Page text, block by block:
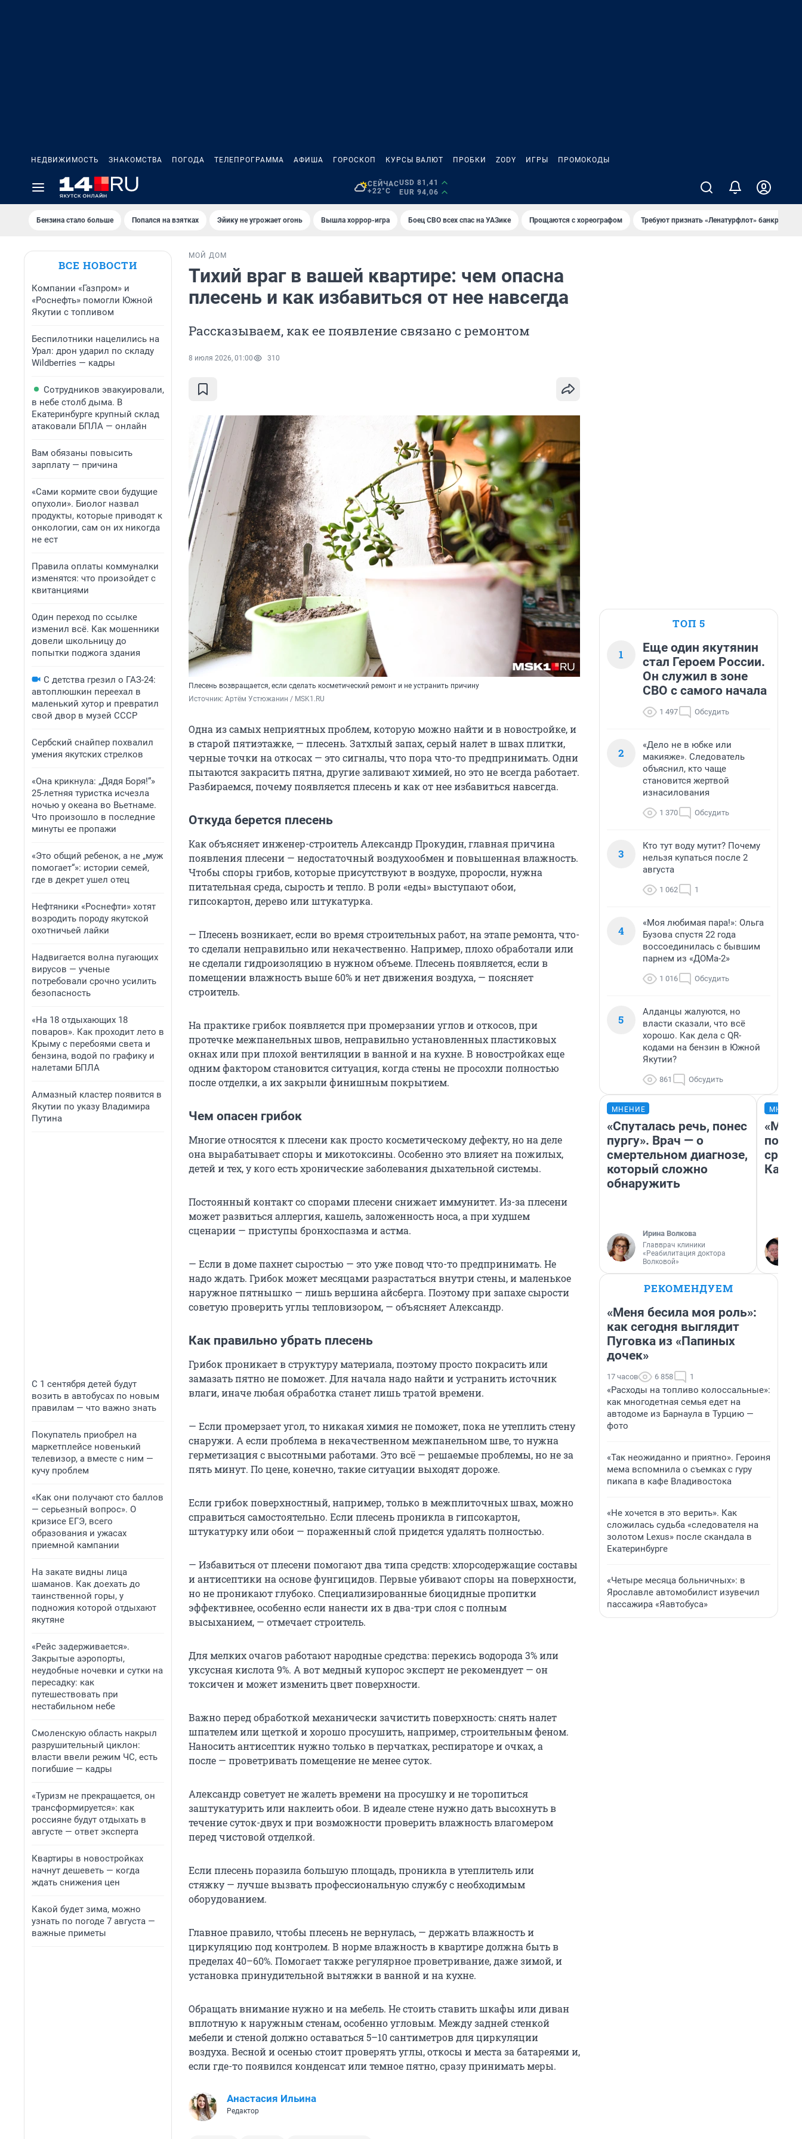
НЕДВИЖИМОСТЬ ЗНАКОМСТВА ПОГОДА ТЕЛЕПРОГРАММА АФИША ГОРОСКОП КУРСЫ ВАЛЮТ ПРОБКИ ZODY ИГРЫ ПРОМОКОДЫ
СЕЙЧАС
+22°C
USD 81,41
EUR 94,06
Бензина стало больше Попался на взятках Эйику не угрожает огонь Вышла хоррор-игра Боец СВО всех спас на УАЗике Прощаются с хореографом Требуют признать «Ленатурфлот» банкротом
ВСЕ НОВОСТИ
Компании «Газпром» и
«Роснефть» помогли Южной
Якутии с топливом
Беспилотники нацелились на
Урал: дрон ударил по складу
Wildberries — кадры
Сотрудников эвакуировали,
в небе столб дыма. В
Екатеринбурге крупный склад
атаковали БПЛА — онлайн
Вам обязаны повысить
зарплату — причина
«Сами кормите свои будущие
опухоли». Биолог назвал
продукты, которые приводят к
онкологии, сам он их никогда
не ест
Правила оплаты коммуналки
изменятся: что произойдет с
квитанциями
Один переход по ссылке
изменил всё. Как мошенники
довели школьницу до
попытки поджога здания
С детства грезил о ГАЗ-24:
автоплюшкин переехал в
маленький хутор и превратил
свой двор в музей СССР
Сербский снайпер похвалил
умения якутских стрелков
«Она крикнула: „Дядя Боря!“»
25-летняя туристка исчезла
ночью у океана во Вьетнаме.
Что произошло в последние
минуты ее пропажи
«Это общий ребенок, а не „муж
помогает“»: истории семей,
где в декрет ушел отец
Нефтяники «Роснефти» хотят
возродить породу якутской
охотничьей лайки
Надвигается волна пугающих
вирусов — ученые
потребовали срочно усилить
безопасность
«На 18 отдыхающих 18
поваров». Как проходит лето в
Крыму с перебоями света и
бензина, водой по графику и
налетами БПЛА
Алмазный кластер появится в
Якутии по указу Владимира
Путина
С 1 сентября детей будут
возить в автобусах по новым
правилам — что важно знать
Покупатель приобрел на
маркетплейсе новенький
телевизор, а вместе с ним —
кучу проблем
«Как они получают сто баллов
— серьезный вопрос». О
кризисе ЕГЭ, всего
образования и ужасах
приемной кампании
На закате видны лица
шаманов. Как доехать до
таинственной горы, у
подножия которой отдыхают
якутяне
«Рейс задерживается».
Закрытые аэропорты,
неудобные ночевки и сутки на
пересадку: как
путешествовать при
нестабильном небе
Смоленскую область накрыл
разрушительный циклон:
власти ввели режим ЧС, есть
погибшие — кадры
«Туризм не прекращается, он
трансформируется»: как
россияне будут отдыхать в
августе — ответ эксперта
Квартиры в новостройках
начнут дешеветь — когда
ждать снижения цен
Какой будет зима, можно
узнать по погоде 7 августа —
важные приметы
МОЙ ДОМ
Тихий враг в вашей квартире: чем опасна
плесень и как избавиться от нее навсегда
Рассказываем, как ее появление связано с ремонтом
8 июля 2026, 01:00 310
Плесень возвращается, если сделать косметический ремонт и не устранить причину
Источник: Артём Устюжанин / MSK1.RU
Одна из самых неприятных проблем, которую можно найти и в новостройке, и
в старой пятиэтажке, — плесень. Затхлый запах, серый налет в швах плитки,
черные точки на откосах — это сигналы, что пора что-то предпринимать. Одни
пытаются закрасить пятна, другие заливают химией, но это не всегда работает.
Разбираемся, почему появляется плесень и как от нее избавиться навсегда.
Откуда берется плесень
Как объясняет инженер-строитель Александр Прокудин, главная причина
появления плесени — недостаточный воздухообмен и повышенная влажность.
Чтобы споры грибов, которые присутствуют в воздухе, проросли, нужна
питательная среда, сырость и тепло. В роли «еды» выступают обои,
гипсокартон, дерево или штукатурка.
— Плесень возникает, если во время строительных работ, на этапе ремонта, что-
то сделали неправильно или некачественно. Например, плохо обработали или
не сделали гидроизоляцию в нужном объеме. Плесень появляется, если в
помещении влажность выше 60% и нет движения воздуха, — поясняет
строитель.
На практике грибок появляется при промерзании углов и откосов, при
протечке межпанельных швов, неправильно установленных пластиковых
окнах или при плохой вентиляции в ванной и на кухне. В новостройках еще
одним фактором становится ситуация, когда стены не просохли полностью
после отделки, а их закрыли финишным покрытием.
Чем опасен грибок
Многие относятся к плесени как просто косметическому дефекту, но на деле
она вырабатывает споры и микотоксины. Особенно это влияет на пожилых,
детей и тех, у кого есть хронические заболевания дыхательной системы.
Постоянный контакт со спорами плесени снижает иммунитет. Из-за плесени
может развиться аллергия, кашель, заложенность носа, а при худшем
сценарии — приступы бронхоспазма и астма.
— Если в доме пахнет сыростью — это уже повод что-то предпринимать. Не
надо ждать. Грибок может месяцами разрастаться внутри стены, и маленькое
наружное пятнышко — лишь вершина айсберга. Поэтому при запахе сырости
советую проверить углы тепловизором, — объясняет Александр.
Как правильно убрать плесень
Грибок проникает в структуру материала, поэтому просто покрасить или
замазать пятно не поможет. Для начала надо найти и устранить источник
влаги, иначе любая обработка станет лишь тратой времени.
— Если промерзает угол, то никакая химия не поможет, пока не утеплить стену
снаружи. А если проблема в некачественном межпанельном шве, то нужна
герметизация с высотными работами. Это всё — решаемые проблемы, но не за
пять минут. По цене, конечно, такие ситуации выходят дороже.
Если грибок поверхностный, например, только в межплиточных швах, можно
справиться самостоятельно. Если плесень проникла в гипсокартон,
штукатурку или обои — пораженный слой придется удалять полностью.
— Избавиться от плесени помогают два типа средств: хлорсодержащие составы
и антисептики на основе фунгицидов. Первые убивают споры на поверхности,
но не проникают глубоко. Специализированные биоцидные пропитки
эффективнее, особенно если нанести их в два-три слоя с полным
высыханием, — отмечает строитель.
Для мелких очагов работают народные средства: перекись водорода 3% или
уксусная кислота 9%. А вот медный купорос эксперт не рекомендует — он
токсичен и может изменить цвет поверхности.
Важно перед обработкой механически зачистить поверхность: снять налет
шпателем или щеткой и хорошо просушить, например, строительным феном.
Наносить антисептик нужно только в перчатках, респираторе и очках, а
после — проветривать помещение не менее суток.
Александр советует не жалеть времени на просушку и не торопиться
заштукатурить или наклеить обои. В идеале стене нужно дать высохнуть в
течение суток-двух и при возможности проверить влажность влагомером
перед чистовой отделкой.
Если плесень поразила большую площадь, проникла в утеплитель или
стяжку — лучше вызвать профессиональную службу с необходимым
оборудованием.
Главное правило, чтобы плесень не вернулась, — держать влажность и
циркуляцию под контролем. В норме влажность в квартире должна быть в
пределах 40–60%. Помогает также регулярное проветривание, даже зимой, и
установка принудительной вытяжки в ванной и на кухне.
Обращать внимание нужно и на мебель. Не стоить ставить шкафы или диван
вплотную к наружным стенам, особенно угловым. Между задней стенкой
мебели и стеной должно оставаться 5–10 сантиметров для циркуляции
воздуха. Весной и осенью стоит проверять углы, откосы и места за батареями и,
если где-то появился конденсат или темное пятно, сразу принимать меры.
Анастасия Ильина
Редактор
ТОП 5
1
Еще один якутянин
стал Героем России.
Он служил в зоне
СВО с самого начала
1 497 Обсудить
2
«Дело не в юбке или
макияже». Следователь
объяснил, кто чаще
становится жертвой
изнасилования
1 370 Обсудить
3
Кто тут воду мутит? Почему
нельзя купаться после 2
августа
1 062 1
4
«Моя любимая пара!»: Ольга
Бузова спустя 22 года
воссоединилась с бывшим
парнем из «ДОМа-2»
1 016 Обсудить
5
Алданцы жалуются, но
власти сказали, что всё
хорошо. Как дела с QR-
кодами на бензин в Южной
Якутии?
861 Обсудить
МНЕНИЕ
«Спуталась речь, понес
пургу». Врач — о
смертельном диагнозе,
который сложно
обнаружить
Ирина Волкова
Главврач клиники
«Реабилитация доктора
Волковой»
РЕКОМЕНДУЕМ
«Меня бесила моя роль»:
как сегодня выглядит
Пуговка из «Папиных
дочек»
17 часов 6 858 1
«Расходы на топливо колоссальные»:
как многодетная семья едет на
автодоме из Барнаула в Турцию —
фото
«Так неожиданно и приятно». Героиня
мема вспомнила о съемках с гуру
пикапа в кафе Владивостока
«Не хочется в это верить». Как
сложилась судьба «следователя на
золотом Lexus» после скандала в
Екатеринбурге
«Четыре месяца больничных»: в
Ярославле автомобилист изувечил
пассажира «Яавтобуса»